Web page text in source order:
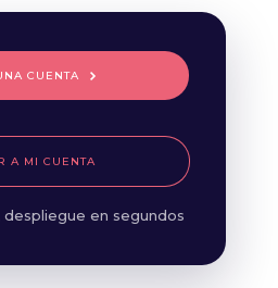
CUENTA
A MI CUENTA
en segundos